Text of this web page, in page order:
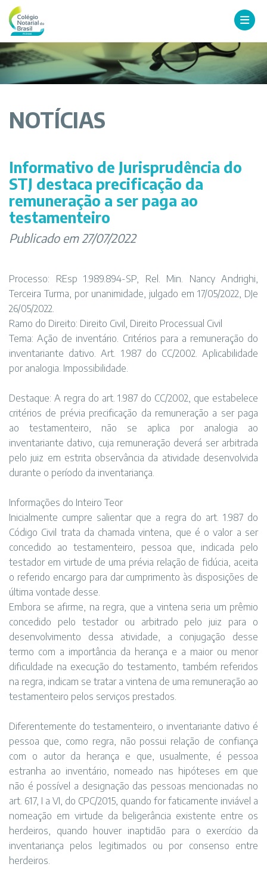
NOTÍCIAS
Informativo de Jurisprudência do
STJ destaca precificação da
remuneração a ser paga ao
testamenteiro
Publicado em 27/07/2022
Processo: REsp 1.989.894-SP, Rel. Min. Nancy Andrighi,
Terceira Turma, por unanimidade, julgado em 17/05/2022, DJe
26/05/2022.
Ramo do Direito: Direito Civil, Direito Processual Civil
Tema: Ação de inventário. Critérios para a remuneração do
inventariante dativo. Art. 1.987 do CC/2002. Aplicabilidade
por analogia. Impossibilidade.
Destaque: A regra do art. 1.987 do CC/2002, que estabelece
critérios de prévia precificação da remuneração a ser paga
ao testamenteiro, não se aplica por analogia ao
inventariante dativo, cuja remuneração deverá ser arbitrada
pelo juiz em estrita observância da atividade desenvolvida
durante o período da inventariança.
Informações do Inteiro Teor
Inicialmente cumpre salientar que a regra do art. 1.987 do
Código Civil trata da chamada vintena, que é o valor a ser
concedido ao testamenteiro, pessoa que, indicada pelo
testador em virtude de uma prévia relação de fidúcia, aceita
o referido encargo para dar cumprimento às disposições de
última vontade desse.
Embora se afirme, na regra, que a vintena seria um prêmio
concedido pelo testador ou arbitrado pelo juiz para o
desenvolvimento dessa atividade, a conjugação desse
termo com a importância da herança e a maior ou menor
dificuldade na execução do testamento, também referidos
na regra, indicam se tratar a vintena de uma remuneração ao
testamenteiro pelos serviços prestados.
Diferentemente do testamenteiro, o inventariante dativo é
pessoa que, como regra, não possui relação de confiança
com o autor da herança e que, usualmente, é pessoa
estranha ao inventário, nomeado nas hipóteses em que
não é possível a designação das pessoas mencionadas no
art. 617, I a VI, do CPC/2015, quando for faticamente inviável a
nomeação em virtude da beligerância existente entre os
herdeiros, quando houver inaptidão para o exercício da
inventariança pelos legitimados ou por consenso entre
herdeiros.